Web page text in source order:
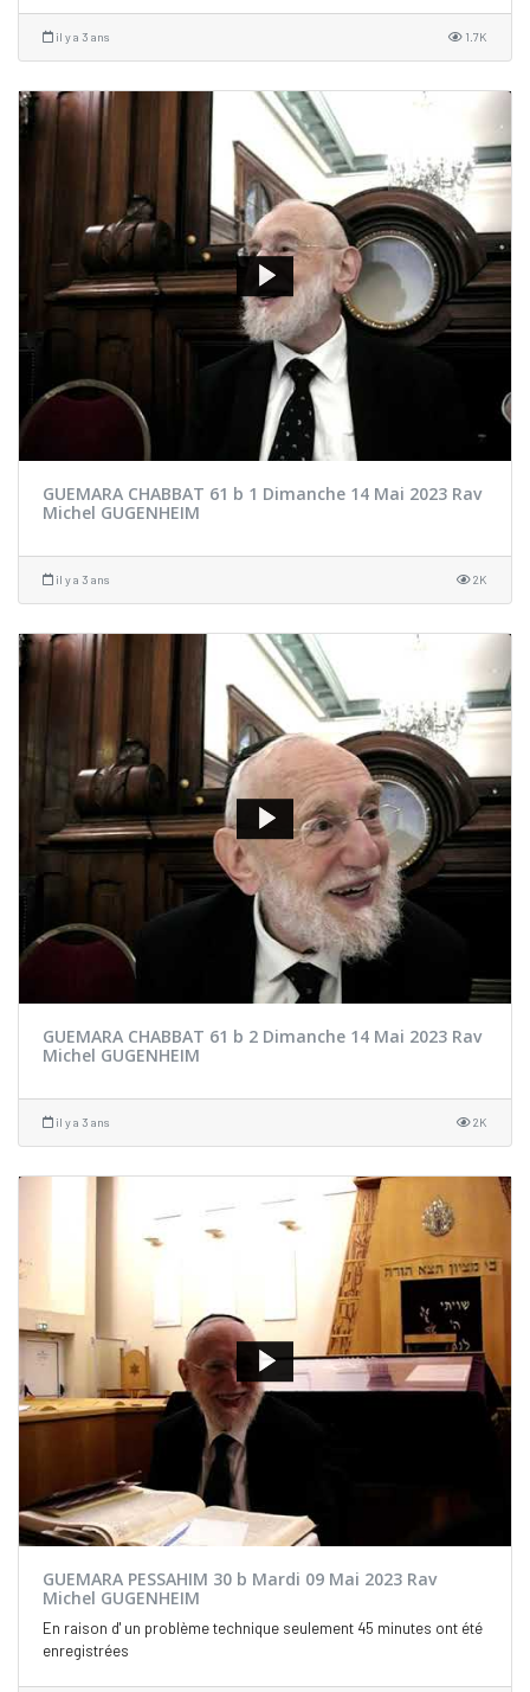
il y a 3 ans 1.7K
GUEMARA CHABBAT 61 b 1 Dimanche 14 Mai 2023 Rav
Michel GUGENHEIM
il y a 3 ans 2K
GUEMARA CHABBAT 61 b 2 Dimanche 14 Mai 2023 Rav
Michel GUGENHEIM
il y a 3 ans 2K
GUEMARA PESSAHIM 30 b Mardi 09 Mai 2023 Rav
Michel GUGENHEIM
En raison d' un problème technique seulement 45 minutes ont été
enregistrées